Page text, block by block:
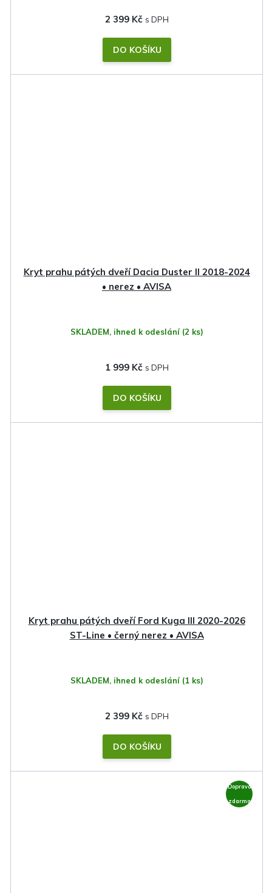
2 399 Kč
DO KOŠÍKU
Kryt prahu pátých dveří Dacia Duster II 2018-2024
• nerez • AVISA
SKLADEM, ihned k odeslání (2 ks)
1 999 Kč
DO KOŠÍKU
Kryt prahu pátých dveří Ford Kuga III 2020-2026
ST-Line • černý nerez • AVISA
SKLADEM, ihned k odeslání (1 ks)
2 399 Kč
DO KOŠÍKU
Doprava
zdarma